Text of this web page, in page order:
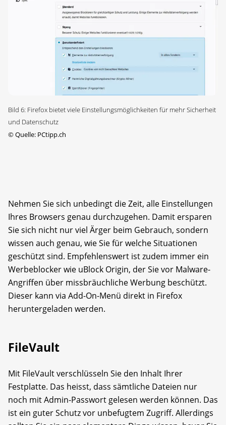
Bild 6: Firefox bietet viele Einstellungsmöglichkeiten für mehr Sicherheit
und Datenschutz
©Quelle: PCtipp.ch
Nehmen Sie sich unbedingt die Zeit, alle Einstellungen
Ihres Browsers genau durchzugehen. Damit ersparen
Sie sich nicht nur viel Ärger beim Gebrauch, sondern
wissen auch genau, wie Sie für welche Situationen
geschützt sind. Empfehlenswert ist zudem immer ein
Werbeblocker wie uBlock Origin, der Sie vor Malware-
Angriffen über missbräuchliche Werbung beschützt.
Dieser kann via Add-On-Menü direkt in Firefox
heruntergeladen werden.
FileVault
Mit FileVault verschlüsseln Sie den Inhalt Ihrer
Festplatte. Das heisst, dass sämtliche Dateien nur
noch mit Admin-Passwort gelesen werden können. Das
ist ein guter Schutz vor unbefugtem Zugriff. Allerdings